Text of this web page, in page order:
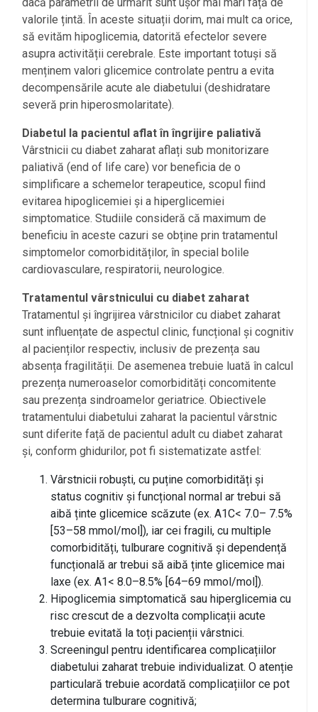
valorile țintă. În aceste situații dorim, mai mult ca orice,
să evităm hipoglicemia, datorită efectelor severe
asupra activității cerebrale. Este important totuși să
menținem valori glicemice controlate pentru a evita
decompensările acute ale diabetului (deshidratare
severă prin hiperosmolaritate).
Diabetul la pacientul aflat în îngrijire paliativă
Vârstnicii cu diabet zaharat aflați sub monitorizare
paliativă (end of life care) vor beneficia de o
simplificare a schemelor terapeutice, scopul fiind
evitarea hipoglicemiei și a hiperglicemiei
simptomatice. Studiile consideră că maximum de
beneficiu în aceste cazuri se obține prin tratamentul
simptomelor comorbidităților, în special bolile
cardiovasculare, respiratorii, neurologice.
Tratamentul vârstnicului cu diabet zaharat
Tratamentul și îngrijirea vârstnicilor cu diabet zaharat
sunt influențate de aspectul clinic, funcțional și cognitiv
al pacienților respectiv, inclusiv de prezența sau
absența fragilității. De asemenea trebuie luată în calcul
prezența numeroaselor comorbidități concomitente
sau prezența sindroamelor geriatrice. Obiectivele
tratamentului diabetului zaharat la pacientul vârstnic
sunt diferite față de pacientul adult cu diabet zaharat
și, conform ghidurilor, pot fi sistematizate astfel:
Vârstnicii robuști, cu puține comorbidități și
status cognitiv și funcțional normal ar trebui să
aibă ținte glicemice scăzute (ex. A1C< 7.0– 7.5%
[53–58 mmol/mol]), iar cei fragili, cu multiple
comorbidități, tulburare cognitivă și dependență
funcțională ar trebui să aibă ținte glicemice mai
laxe (ex. A1< 8.0–8.5% [64–69 mmol/mol]).
Hipoglicemia simptomatică sau hiperglicemia cu
risc crescut de a dezvolta complicații acute
trebuie evitată la toți pacienții vârstnici.
Screeningul pentru identificarea complicațiilor
diabetului zaharat trebuie individualizat. O atenție
particulară trebuie acordată complicațiilor ce pot
determina tulburare cognitivă;